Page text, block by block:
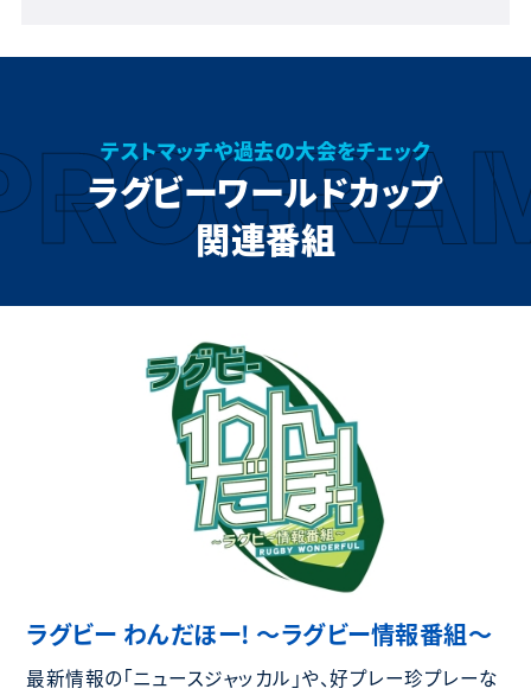
テストマッチや過去の大会をチェック
ラグビーワールドカップ
関連番組
ラグビー わんだほー! 〜ラグビー情報番組〜
最新情報の「ニュースジャッカル」や、好プレー珍プレーな